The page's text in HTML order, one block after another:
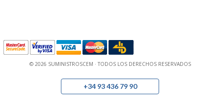
© 2026 SUMINISTROSCEM · TODOS LOS DERECHOS RESERVADOS
+34 93 436 79 90